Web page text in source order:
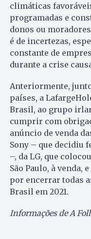
climáticas
programadas e
donos ou
é de incertezas,
constante de
durante a crise
Anteriormente,
países, a
Brasil, ao grupo
cumprir com
anúncio de venda
Sony – que decidiu
–, da LG, que
São Paulo, à venda,
por encerrar todas
Brasil em 2021.
Informações de A